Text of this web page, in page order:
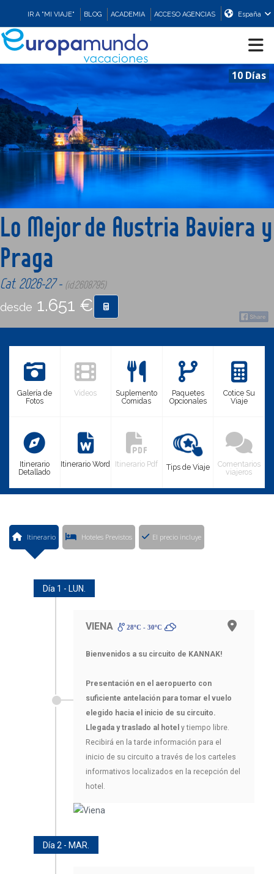
IR A "MI VIAJE" BLOG ACADEMIA ACCESO AGENCIAS España
EUROPA
ASIA
PROMOCIONES
MÁS
10 Días
Lo Mejor de Austria Baviera y
Praga
Cat. 2026-27 - (id:2608795)
desde 1.651 €
Galería de
Fotos
Videos
Suplemento
Comidas
Paquetes
Opcionales
Cotice Su
Viaje
Itinerario
Detallado
Itinerario Word Itinerario Pdf Tips de Viaje
Comentarios
viajeros
Itinerario Hoteles Previstos El precio incluye
Día 1 - LUN.
VIENA 28ºC - 30ºC
Bienvenidos a su circuito de KANNAK!
Presentación en el aeropuerto con
suficiente antelación para tomar el vuelo
elegido hacia el inicio de su circuito.
Llegada y traslado al hotel y tiempo libre.
Recibirá en la tarde información para el
inicio de su circuito a través de los carteles
informativos localizados en la recepción del
hotel.
Día 2 - MAR.